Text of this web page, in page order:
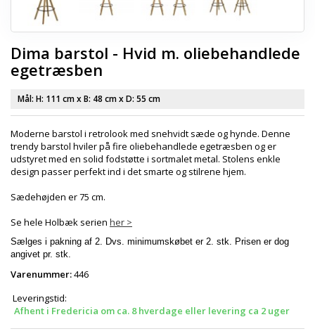
Dima barstol - Hvid m. oliebehandlede
egetræsben
Mål: H: 111 cmx B: 48 cmx D: 55 cm
Moderne barstol i retrolook med snehvidt sæde og hynde. Denne
trendy barstol hviler på fire oliebehandlede egetræsben og er
udstyret med en solid fodstøtte i sortmalet metal. Stolens enkle
design passer perfekt ind i det smarte og stilrene hjem.
Sædehøjden er 75 cm.
Se hele Holbæk serien her >
Sælges i pakning af 2. Dvs. minimumskøbet er 2. stk. Prisen er dog
angivet pr. stk.
Varenummer:446
Leveringstid:
Afhent i Fredericia om ca. 8 hverdage eller levering ca 2 uger